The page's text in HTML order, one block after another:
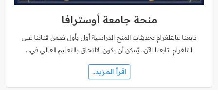
منحة جامعة أوسترافا
تابعنا عالتلغرام تحديثات المنح الدراسية أول بأول ضمن قناتنا على
التلغرام. تابعنا الآن.. يُمكن أن يكون الالتحاق بالتعليم العالي في…
اقرأ المزيد..